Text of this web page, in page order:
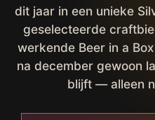
dit jaar in een unieke
geselecteerde
werkende Beer in a
na december gewoon
blijft — alleen